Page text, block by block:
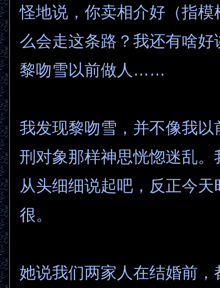
怪地说，你卖相介好（指模
么会走这条路？我还有啥好
黎吻雪以前做人……
我发现黎吻雪，并不像我以
刑对象那样神思恍惚迷乱。
从头细细说起吧，反正今天
很。
她说我们两家人在结婚前，